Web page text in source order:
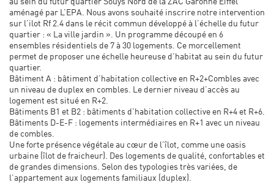
aménagé par L’EPA. Nous avons souhaité inscrire notre intervention
sur l’ilot Rf 2.4 dans le récit commun développé à l’échelle du futur
quartier : « La ville jardin ». Un programme découpé en 6
ensembles résidentiels de 7 à 30 logements. Ce morcellement
permet de proposer une échelle heureuse d’habitat au sein du futur
quartier.
Bâtiment A : bâtiment d’habitation collective en R+2+Combles avec
un niveau de duplex en combles. Le dernier niveau d’accès au
logement est situé en R+2.
Bâtiments B1 et B2 : bâtiments d’habitation collective en R+4 et R+6.
Bâtiments D-E-F : logements intermédiaires en R+1 avec un niveau
de combles.
Une forte présence végétale au cœur de l’îlot, comme une oasis
urbaine (îlot de fraicheur). Des logements de qualité, confortables et
de grandes dimensions. Selon des typologies très variées, de
l’appartement aux logements familiaux (duplex).